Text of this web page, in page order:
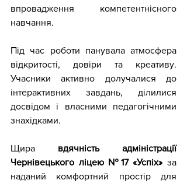
впровадження компетентнісного
навчання.
Під час роботи панувала атмосфера
відкритості, довіри та креативу.
Учасники активно долучалися до
інтерактивних завдань, ділилися
досвідом і власними педагогічними
знахідками.
Щира вдячність адміністрації
Чернівецького ліцею №17 «Успіх» за
наданий комфортний простір для